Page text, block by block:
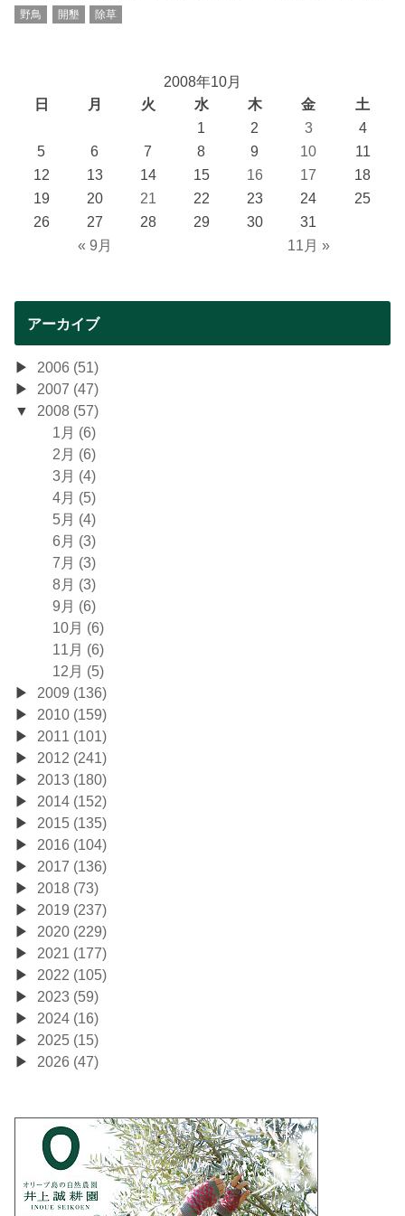
野鳥
開墾 除草
2008年10月
日
月 火 水 木 金 土
« 9月 11月 »
1 2 3
4
5
6 7 8 9 10
11
12
13 14 15 16 17
18
19
20 21 22 23 24
25
26
27 28 29 30 31
アーカイブ
2006 (51)
2007 (47)
2008 (57)
1月 (6)
2月 (6)
3月 (4)
4月 (5)
5月 (4)
6月 (3)
7月 (3)
8月 (3)
9月 (6)
10月 (6)
11月 (6)
12月 (5)
2009 (136)
2010 (159)
2011 (101)
2012 (241)
2013 (180)
2014 (152)
2015 (135)
2016 (104)
2017 (136)
2018 (73)
2019 (237)
2020 (229)
2021 (177)
2022 (105)
2023 (59)
2024 (16)
2025 (15)
2026 (47)